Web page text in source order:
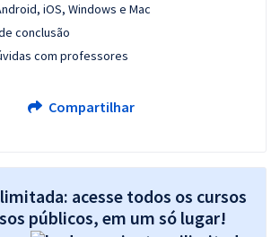
iOS, Windows e Mac
conclusão
com professores
Compartilhar
acesse todos os cursos
públicos, em um só lugar!